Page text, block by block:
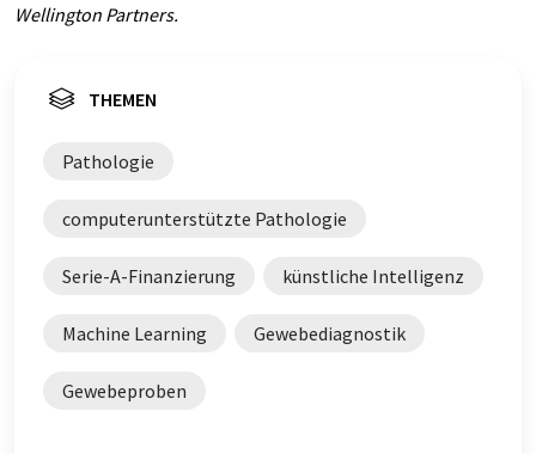
Wellington Partners.
THEMEN
Pathologie
computerunterstützte Pathologie
Serie-A-Finanzierung künstliche Intelligenz
Machine Learning Gewebediagnostik
Gewebeproben